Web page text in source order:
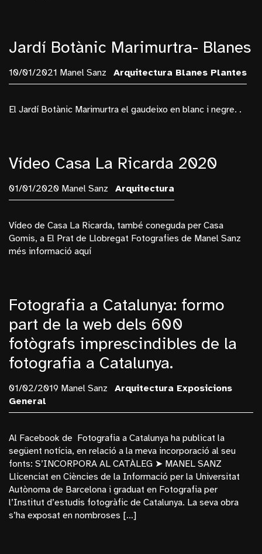
Jardí Botànic Marimurtra- Blanes
10/01/2021 Manel Sanz Arquitectura Blanes Plantes
El Jardí Botànic Marimurtra el gaudeixo en blanc i negre. .
Vídeo Casa La Ricarda 2020
01/01/2020 Manel Sanz Arquitectura
Vídeo de Casa La Ricarda, també coneguda per Casa
Gomis, a El Prat de Llobregat Fotografies de Manel Sanz
més informació aquí
Fotografia a Catalunya: formo
part de la web dels 600
fotògrafs imprescindibles de la
fotografia a Catalunya.
01/02/2019 Manel Sanz Arquitectura Exposicions
General
Al Facebook de Fotografia a Catalunya ha publicat la
següent notícia, en relació a la meva incorporació al seu
fonts: S’INCORPORA AL CATÀLEG ➤ MANEL SANZ
Llicenciat en Ciències de la Informació per la Universitat
Autònoma de Barcelona i graduat en Fotografia per
l’Institut d’estudis fotogràfic de Catalunya. La seva obra
s’ha exposat en nombroses […]